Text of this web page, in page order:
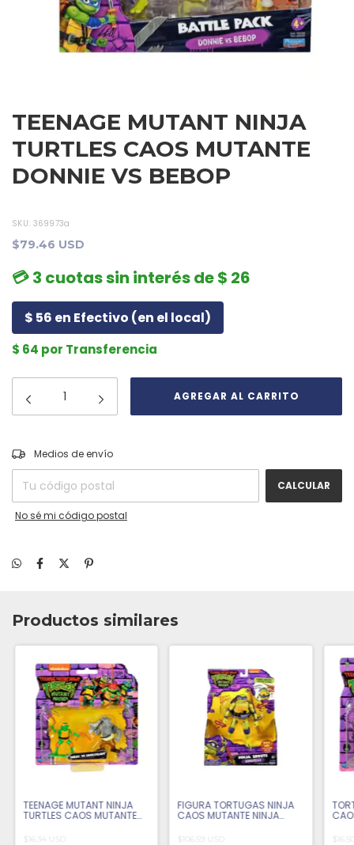
TEENAGE MUTANT NINJA
TURTLES CAOS MUTANTE
DONNIE VS BEBOP
SKU: 369973a
$79.46 USD
💳 3 cuotas sin interés de $ 26
$ 56 en Efectivo (en el local)
$ 64 por Transferencia
Entregas para el CP:
Medios de envío
CALCULAR
No sé mi código postal
Productos similares
TEENAGE MUTANT NINJA
TURTLES CAOS MUTANTE
ROCKSTEADY
$16.34 USD
FIGURA TORTUGAS NINJA
CAOS MUTANTE NINJA
$106.59 USD